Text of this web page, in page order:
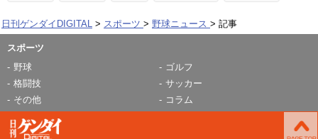
日刊ゲンダイDIGITAL スポーツ 野球ニュース 記事
スポーツ
野球
ゴルフ
格闘技
サッカー
その他
コラム